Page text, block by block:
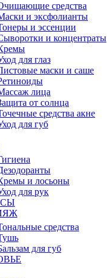
средства
и эксфолианты
и эссенции
и концентраты
для глаз
маски и саше
лица
от солнца
средства акне
для губ
и лосьоны
для рук
средства
для губ